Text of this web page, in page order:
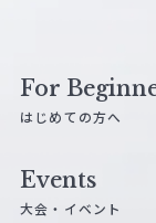
For
はじめての方へ
Events
大会・イベント